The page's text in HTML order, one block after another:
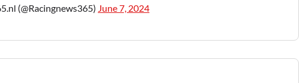
(@Racingnews365) June 7, 2024